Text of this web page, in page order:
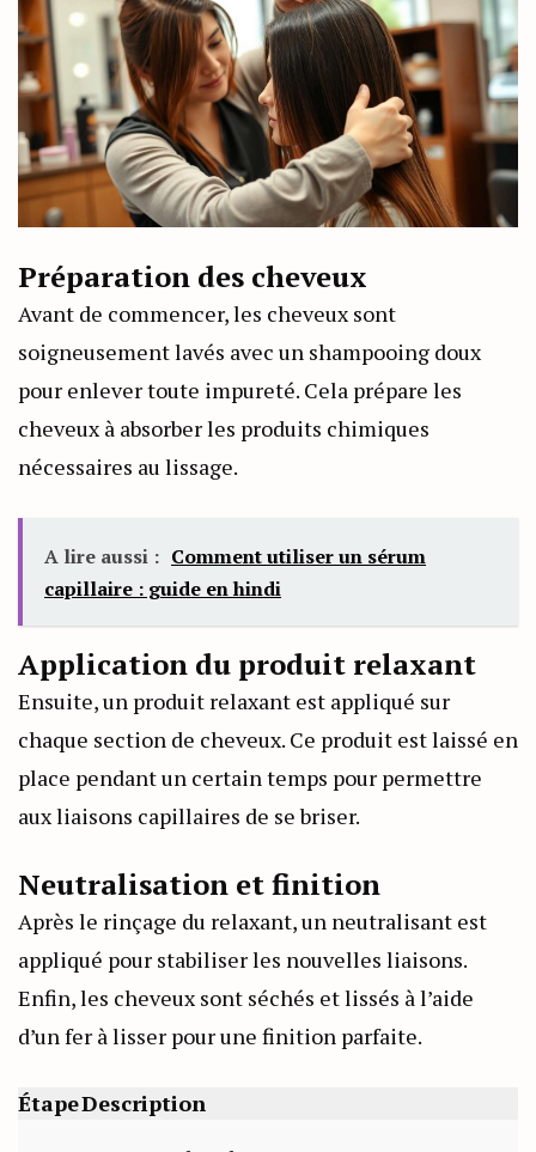
Préparation des cheveux
Avant de commencer, les cheveux sont
soigneusement lavés avec un shampooing doux
pour enlever toute impureté. Cela prépare les
cheveux à absorber les produits chimiques
nécessaires au lissage.
A lire aussi : Comment utiliser un sérum
capillaire : guide en hindi
Application du produit relaxant
Ensuite, un produit relaxant est appliqué sur
chaque section de cheveux. Ce produit est laissé en
place pendant un certain temps pour permettre
aux liaisons capillaires de se briser.
Neutralisation et finition
Après le rinçage du relaxant, un neutralisant est
appliqué pour stabiliser les nouvelles liaisons.
Enfin, les cheveux sont séchés et lissés à l’aide
d’un fer à lisser pour une finition parfaite.
ÉtapeDescription